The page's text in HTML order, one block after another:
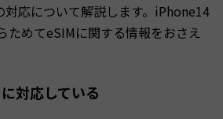
対応について解説します。iPhone14
ためてeSIMに関する情報をおさえ
対応している